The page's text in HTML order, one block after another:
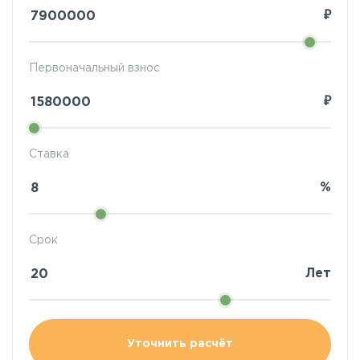
₽
Ставка
%
Первоначальный взнос
₽
Срок
Лет
Уточнить расчёт